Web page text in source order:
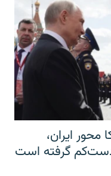
ایران،
دست‌کم گرفته است